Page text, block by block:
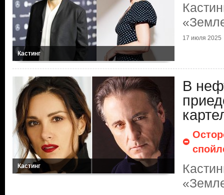
Кастинг
17 июля 2025
Кастинг
В